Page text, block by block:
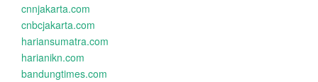
cnnjakarta.com
cnbcjakarta.com
hariansumatra.com
harianikn.com
bandungtimes.com